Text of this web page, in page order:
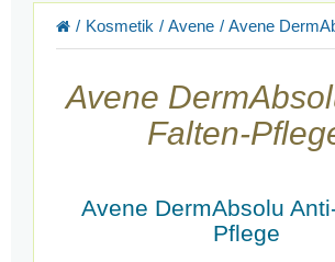
Kosmetik Avene Avene DermAbsolu
Avene
Falten-
Avene DermAbsolu
Pflege